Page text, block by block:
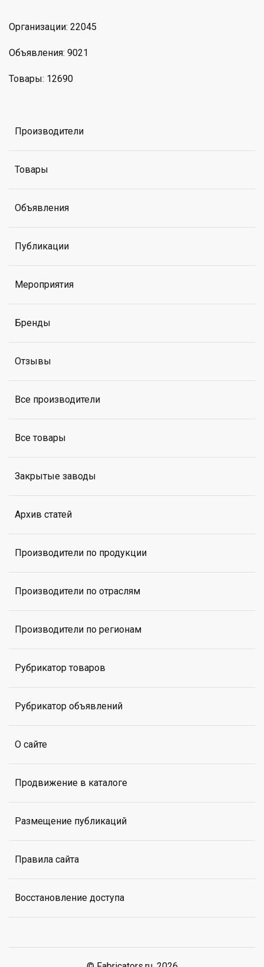
Организации: 22045
Объявления: 9021
Товары: 12690
Производители
Товары
Объявления
Публикации
Мероприятия
Бренды
Отзывы
Все производители
Все товары
Закрытые заводы
Архив статей
Производители по продукции
Производители по отраслям
Производители по регионам
Рубрикатор товаров
Рубрикатор объявлений
О сайте
Продвижение в каталоге
Размещение публикаций
Правила сайта
Восстановление доступа